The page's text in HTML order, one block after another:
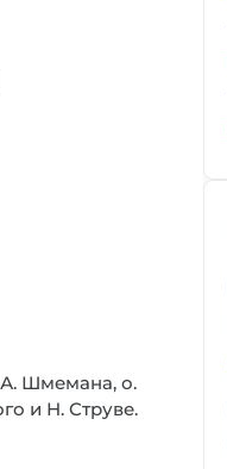
А. Шмемана, о.
и Н. Струве.